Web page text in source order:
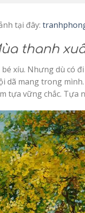
tại đây:
thanh
xíu. Nhưng dù có
dã mang trong
tựa vững chắc.